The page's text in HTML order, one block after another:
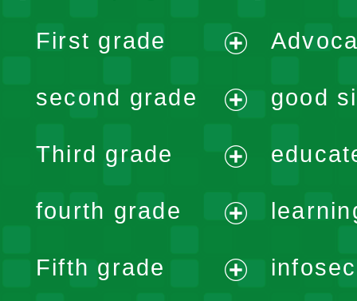
First grade
menu
second grade
menu
Third grade
menu
fourth grade
menu
Fifth grade
good